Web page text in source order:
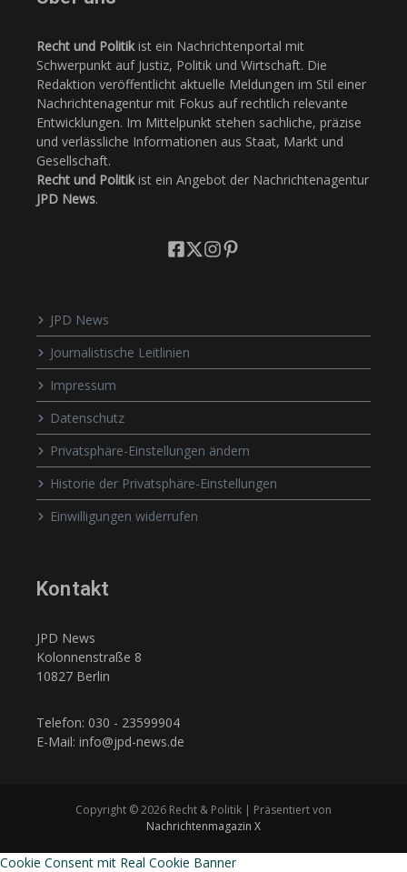
Recht und Politikist ein Nachrichtenportal mit
Schwerpunkt auf Justiz, Politik und Wirtschaft. Die
Redaktion veröffentlicht aktuelle Meldungen im Stil einer
Nachrichtenagentur mit Fokus auf rechtlich relevante
Entwicklungen. Im Mittelpunkt stehen sachliche, präzise
und verlässliche Informationen aus Staat, Markt und
Gesellschaft.
Recht und Politikist ein Angebot der Nachrichtenagentur
JPD News.
JPD News
Journalistische Leitlinien
Impressum
Datenschutz
Privatsphäre-Einstellungen ändern
Historie der Privatsphäre-Einstellungen
Einwilligungen widerrufen
Kontakt
JPD News
Kolonnenstraße 8
10827 Berlin
Telefon: 030 - 23599904
E-Mail: info@jpd-news.de
Copyright © 2026 Recht & Politik | Präsentiert von
Nachrichtenmagazin X
Cookie Consent mit Real Cookie Banner